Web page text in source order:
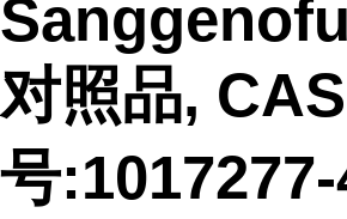
对照品, CAS
号